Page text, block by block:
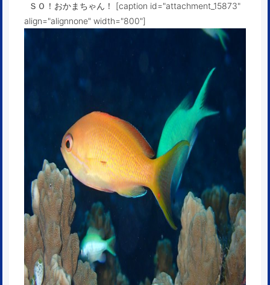
ＳＯ！おかまちゃん！ [caption id="attachment_15873"
align="alignnone" width="800"]